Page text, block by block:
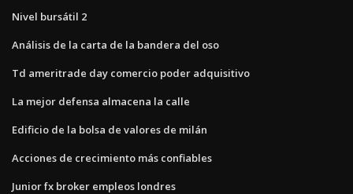
Nivel bursátil 2
Análisis de la carta de la bandera del oso
Td ameritrade day comercio poder adquisitivo
La mejor defensa almacena la calle
Edificio de la bolsa de valores de milán
Acciones de crecimiento más confiables
Junior fx broker empleos londres